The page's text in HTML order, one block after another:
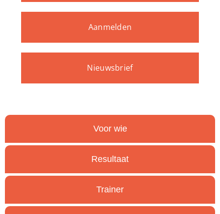
Voor wie
Resultaat
Trainer
Aanmelden
Nieuwsbrief